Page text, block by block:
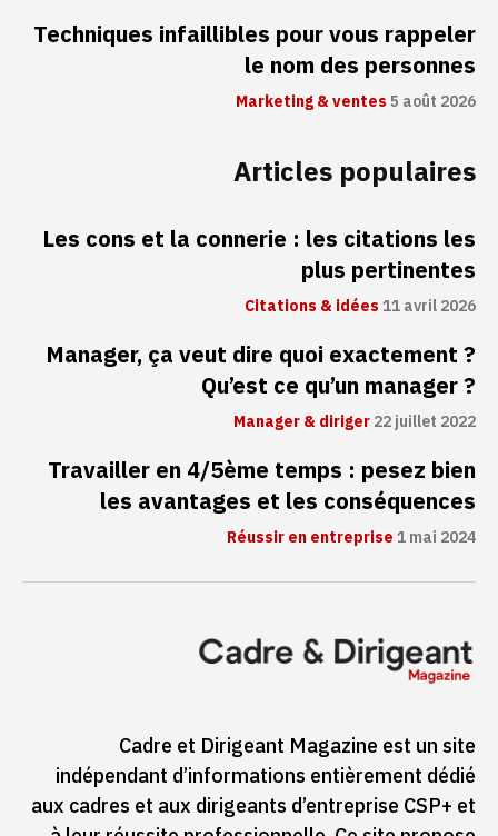
Techniques infaillibles pour vous rappeler
le nom des personnes
Marketing & ventes5 août 2026
Articles populaires
Les cons et la connerie : les citations les
plus pertinentes
Citations & idées11 avril 2026
Manager, ça veut dire quoi exactement ?
Qu’est ce qu’un manager ?
Manager & diriger22 juillet 2022
Travailler en 4/5ème temps : pesez bien
les avantages et les conséquences
Réussir en entreprise1 mai 2024
Cadre et Dirigeant Magazine est un site
indépendant d’informations entièrement dédié
aux cadres et aux dirigeants d’entreprise CSP+ et